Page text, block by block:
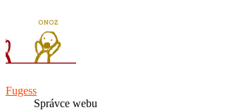
Fugess
Správce webu